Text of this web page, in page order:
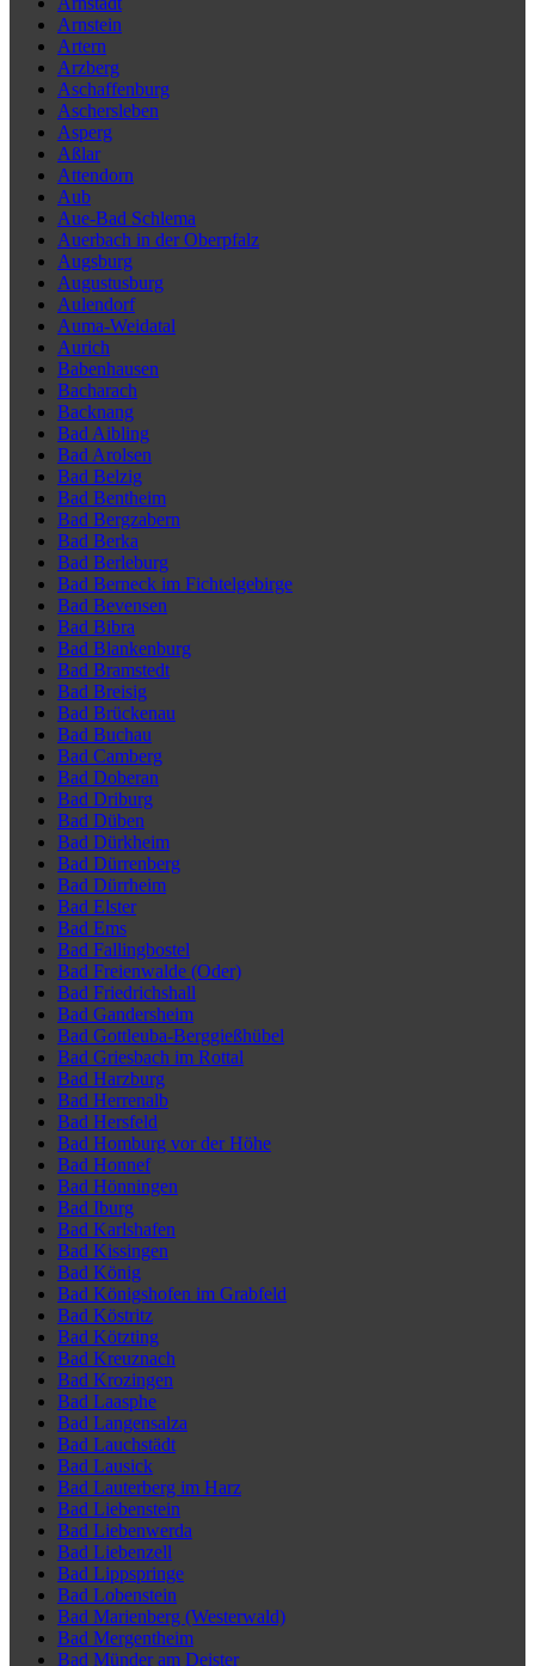
Arnstein
Artern
Arzberg
Aschaffenburg
Aschersleben
Asperg
Aßlar
Attendorn
Aub
Aue-Bad Schlema
Auerbach in der Oberpfalz
Augsburg
Augustusburg
Aulendorf
Auma-Weidatal
Aurich
Babenhausen
Bacharach
Backnang
Bad Aibling
Bad Arolsen
Bad Belzig
Bad Bentheim
Bad Bergzabern
Bad Berka
Bad Berleburg
Bad Berneck im Fichtelgebirge
Bad Bevensen
Bad Bibra
Bad Blankenburg
Bad Bramstedt
Bad Breisig
Bad Brückenau
Bad Buchau
Bad Camberg
Bad Doberan
Bad Driburg
Bad Düben
Bad Dürkheim
Bad Dürrenberg
Bad Dürrheim
Bad Elster
Bad Ems
Bad Fallingbostel
Bad Freienwalde (Oder)
Bad Friedrichshall
Bad Gandersheim
Bad Gottleuba-Berggießhübel
Bad Griesbach im Rottal
Bad Harzburg
Bad Herrenalb
Bad Hersfeld
Bad Homburg vor der Höhe
Bad Honnef
Bad Hönningen
Bad Iburg
Bad Karlshafen
Bad Kissingen
Bad König
Bad Königshofen im Grabfeld
Bad Köstritz
Bad Kötzting
Bad Kreuznach
Bad Krozingen
Bad Laasphe
Bad Langensalza
Bad Lauchstädt
Bad Lausick
Bad Lauterberg im Harz
Bad Liebenstein
Bad Liebenwerda
Bad Liebenzell
Bad Lippspringe
Bad Lobenstein
Bad Marienberg (Westerwald)
Bad Mergentheim
Bad Münder am Deister